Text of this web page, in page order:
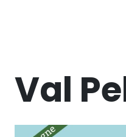
Val